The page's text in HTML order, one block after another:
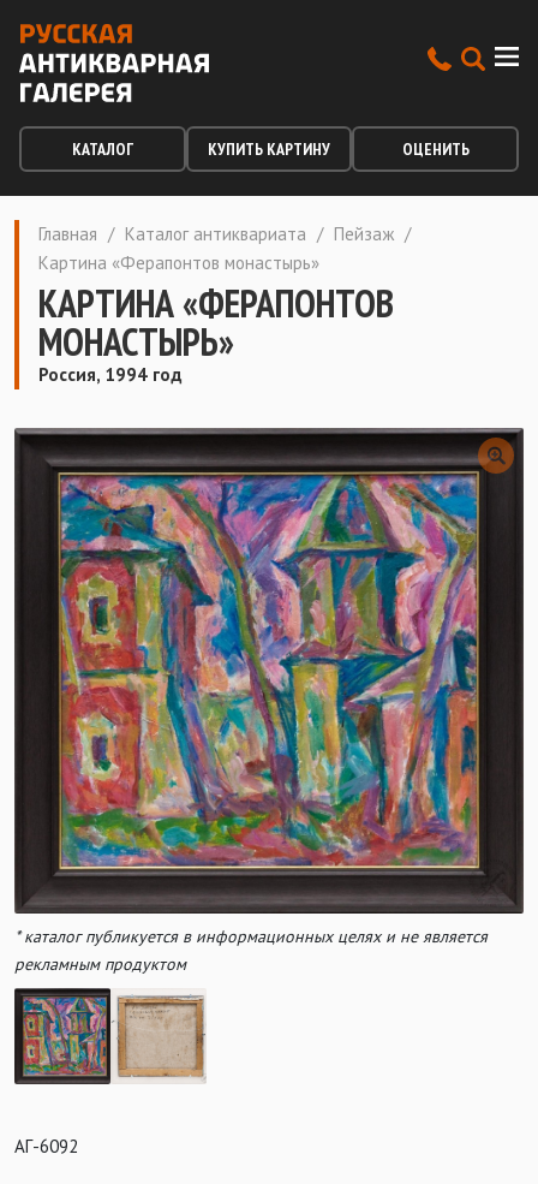
КАТАЛОГ КУПИТЬ КАРТИНУ ОЦЕНИТЬ
Главная / Каталог антиквариата / Пейзаж /
Картина «Ферапонтов монастырь»
КАРТИНА «ФЕРАПОНТОВ
МОНАСТЫРЬ»
Россия, 1994 год
* каталог публикуется в информационных целях и не является
рекламным продуктом
АГ-6092